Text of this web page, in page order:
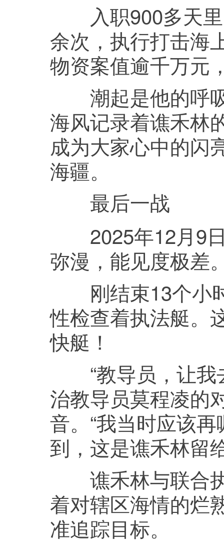
入职900多天里
余次，执行打击海
物资案值逾千万元
潮起是他的呼吸
海风记录着谯禾林
成为大家心中的闪
海疆。
最后一战
2025年12月9日
弥漫，能见度极差
刚结束13个小时
性检查着执法艇。
快艇！
“教导员，让我
治教导员莫程凌的
音。“我当时应该
到，这是谯禾林留
谯禾林与联合执
着对辖区海情的烂
准追踪目标。